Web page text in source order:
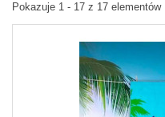
Pokazuje 1 - 17 z 17 elementów